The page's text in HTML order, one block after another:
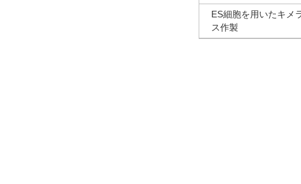
ES細胞を用いたキメ
ス作製